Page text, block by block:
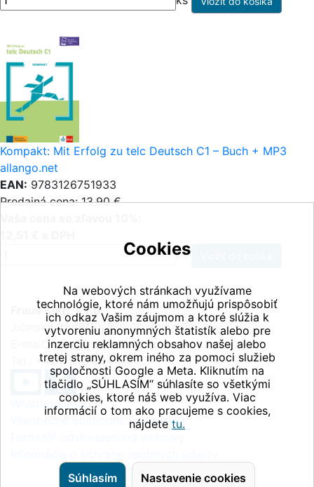
Kompakt: Mit Erfolg zu telc Deutsch C1 – Buch + MP3
allango.net
EAN: 9783126751933
Predajná cena: 13,90 €
ks
Fraus Klett, s.r.o.
Jičínská 2348/10, 130 00 Praha 3
E-mail:info@fraus-klett.cz
Tel.: +420 233 084 111
Whistleblowing
Všeobecné obchodné podmienky
Cookies
Na webových stránkach využívame
technológie, ktoré nám umožňujú prispôsobiť
ich odkaz Vašim záujmom a ktoré slúžia k
vytvoreniu anonymných štatistík alebo pre
inzerciu reklamných obsahov našej alebo
tretej strany, okrem iného za pomoci služieb
spoločnosti Google a Meta. Kliknutím na
tlačidlo „SÚHLASÍM“ súhlasíte so všetkými
cookies, ktoré náš web využíva. Viac
informácií o tom ako pracujeme s cookies,
nájdete tu.
Súhlasím Nastavenie cookies